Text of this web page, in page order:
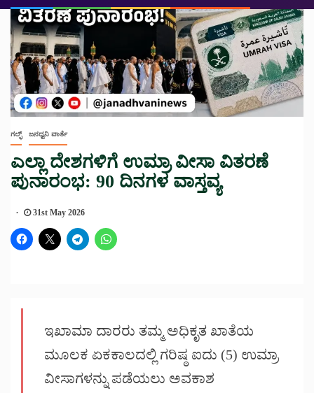
ಗಲ್ಫ್ ಜನಧ್ವನಿ ವಾರ್ತೆ
ಎಲ್ಲಾ ದೇಶಗಳಿಗೆ ಉಮ್ರಾ ವೀಸಾ ವಿತರಣೆ
ಪುನಾರಂಭ: 90 ದಿನಗಳ ವಾಸ್ತವ್ಯ
31st May 2026
ಇಖಾಮಾ ದಾರರು ತಮ್ಮ ಅಧಿಕೃತ ಖಾತೆಯ
ಮೂಲಕ ಏಕಕಾಲದಲ್ಲಿ ಗರಿಷ್ಠ ಐದು (5) ಉಮ್ರಾ
ವೀಸಾಗಳನ್ನು ಪಡೆಯಲು ಅವಕಾಶ